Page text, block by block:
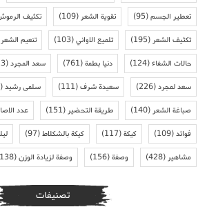
تعطير الجسم(95) تقوية الشعر(109) تكثيف
تكثيف الشعر(195) تلميع الاواني(103) تنعيم الشعر
حالات الشفاء(124) دنيا بطمة(761) سعد المجرد(113)
سعد لمجرد(226) سعيدة شرف(111) سلمى رشيد(167)
صباغة الشعر(140) طريقة التحضير(151) عدد
فوائد(109) كيكة(117) كيكة بالشكلاط(97)
مشاهير(428) وصفة(156) وصفة لزيادة الوزن(138)
تصنيفات